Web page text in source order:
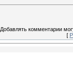
Добавлять комментарии
[